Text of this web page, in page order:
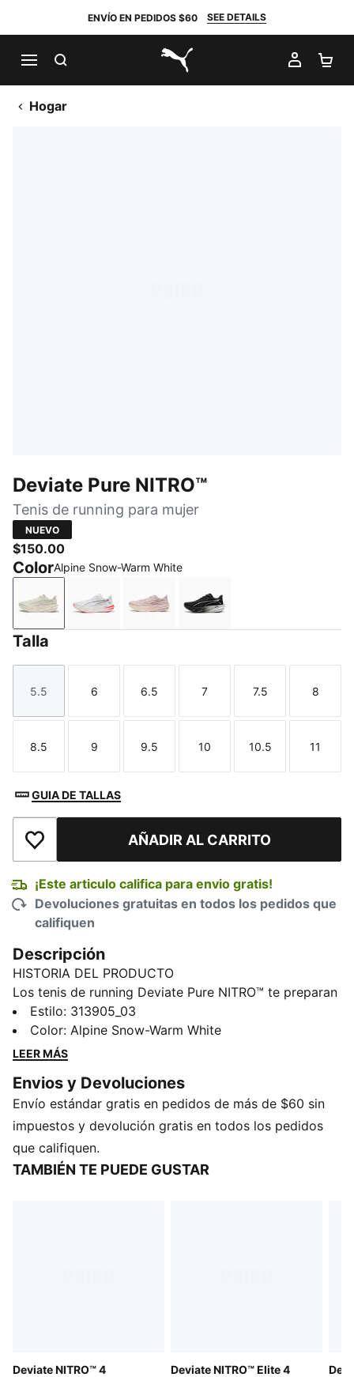
ENVÍO EN PEDIDOS $60 SEE DETAILS
PUMA.com
MI
Hogar
Deviate Pure NITRO™
Tenis de running para mujer
NUEVO
$150.00
ColorAlpine Snow-Warm White
Alpine Snow-Warm White
PUMA White-Ultra Red
Misty PinkPUMA Black-PUMA
Talla
Talla
5.5
Talla
6
Talla
6.5
Talla
7
Talla
7.5
Talla
8
Talla
8.5
Talla
9
Talla
9.5
Talla
10
Talla
10.5
Talla
11
GUIA DE TALLAS
Añadir a la lista de deseosAÑADIR AL CARRITO
¡Este articulo califica para envio gratis!
Devoluciones gratuitas en todos los pedidos que
califiquen
Descripción
HISTORIA DEL PRODUCTO
Los tenis de running Deviate Pure NITRO™ te preparan
para entrenar y correr a diario gracias a su
amortiguación NITROFOAM™ de peso ligero y su
pisada flexible. Sin placa, solo una propulsión suave,
adecuado.
CARACTERÍSTICAS Y BENEFICIOS
El empeine de los tenis está fabricado con al menos
un 30 % de materiales reciclados
DETALLES
peso ligero
Estilo: 313905_03
Color: Alpine Snow-Warm White
LEER MÁS
Envios y Devoluciones
Envío estándar gratis en pedidos de más de $60 sin
impuestos y devolución gratis en todos los pedidos
que califiquen.
TAMBIÉN TE PUEDE GUSTAR
Deviate NITRO™ 4
Deviate NITRO™ Elite 4